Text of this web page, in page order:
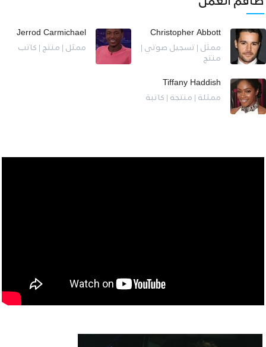
Christopher Abbott
ممثل | تسجيل صوتي |
منتج
Jerrod Carmichael
ممثل | منتج | كاتب
Tiffany Haddish
ممثلة | منتجة | كاتبة